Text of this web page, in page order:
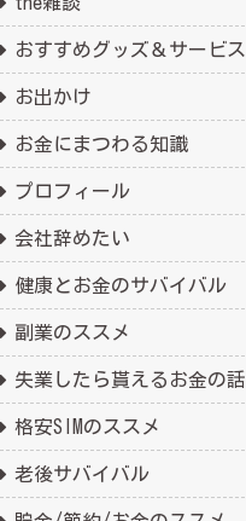
おすすめグッズ＆サービス
お出かけ
お金にまつわる知識
プロフィール
会社辞めたい
健康とお金のサバイバル
副業のススメ
失業したら貰えるお金の話
格安SIMのススメ
老後サバイバル